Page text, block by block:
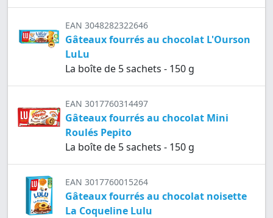
EAN 3048282322646
Gâteaux fourrés au chocolat L'Ourson
LuLu
La boîte de 5 sachets - 150 g
EAN 3017760314497
Gâteaux fourrés au chocolat Mini
Roulés Pepito
La boîte de 5 sachets - 150 g
EAN 3017760015264
Gâteaux fourrés au chocolat noisette
La Coqueline Lulu